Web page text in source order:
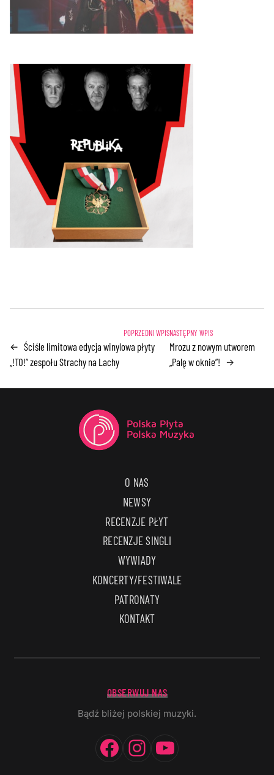
← Ściśle limitowa edycja winylowa płyty
„!TO!” zespołu Strachy na Lachy
Mrozu z nowym utworem
„Palę w oknie”! →
O NAS
NEWSY
RECENZJE PŁYT
RECENZJE SINGLI
WYWIADY
KONCERTY/FESTIWALE
PATRONATY
KONTAKT
OBSERWUJ NAS
Bądź bliżej polskiej muzyki.
Facebook
Instagram